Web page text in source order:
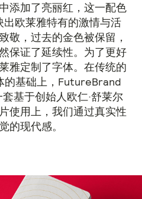
添加了亮丽红，这一配色
欧莱雅特有的激情与活
敬，过去的金色被保留，
保证了延续性。为了更好
雅定制了字体。在传统的
的基础上，FutureBrand
基于创始人欧仁·舒莱尔
使用上，我们通过真实性
的现代感。